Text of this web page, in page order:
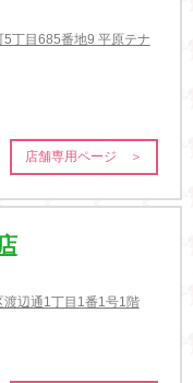
丁目685番地9 平原テナ
店舗専用ページ ＞
辺通1丁目1番1号1階